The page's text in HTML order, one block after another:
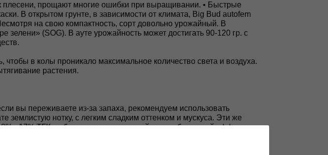
плесени, прощают многие ошибки при выращивании. • Быстрые
В открытом грунте, в зависимости от климата, Big Bud autofem
на свою компактность, сорт довольно урожайный. В
(SOG). В ауте урожайность может достигать 90-120 гр. с
в колы проникало максимальное количество света и воздуха.
растения.
вы переживаете из-за запаха, рекомендуем использовать
нотку, с легким сладким оттенком и мускуса. Эти же
- 17% ТГК и обеспечивают приятный расслаб-ляющий эффект.